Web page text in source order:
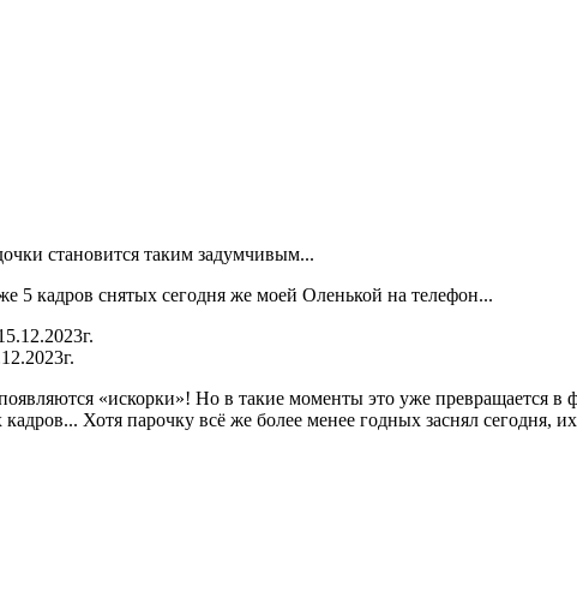
становится таким задумчивым...
5 кадров снятых сегодня же моей Оленькой на телефон...
«искорки»! Но в такие моменты это уже превращается в
Хотя парочку всё же более менее годных заснял сегодня,